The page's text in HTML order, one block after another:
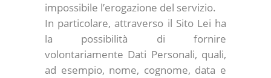
impossibile l’erogazione del servizio.
In particolare, attraverso il Sito Lei ha
la possibilità di fornire
volontariamente Dati Personali, quali,
ad esempio, nome, cognome, data e